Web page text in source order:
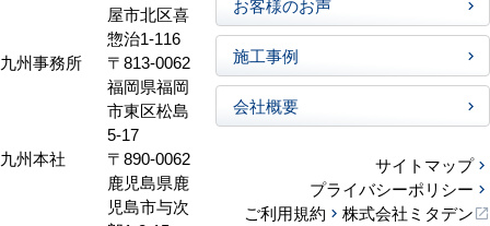
屋市北区喜
惣治1-116
九州事務所
〒813-0062
福岡県福岡
市東区松島
5-17
九州本社
〒890-0062
鹿児島県鹿
児島市与次
お客様のお声
施工事例
会社概要
サイトマップ
プライバシーポリシー
ご利用規約
株式会社ミタデン